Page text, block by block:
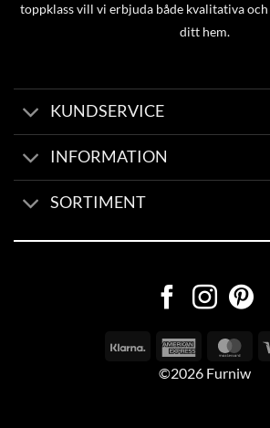
toppklass vill vi erbjuda både kvalitativa
ditt hem.
KUNDSERVICE
INFORMATION
SORTIMENT
©2026 Furniw